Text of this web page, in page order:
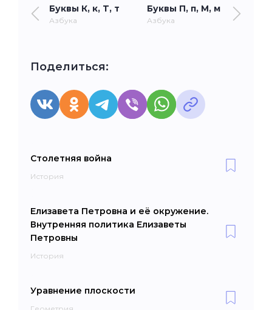
Буквы К, к, Т, т
Азбука
Буквы П, п, М, м
Азбука
Поделиться:
Столетняя война
История
Елизавета Петровна и её окружение.
Внутренняя политика Елизаветы
Петровны
История
Уравнение плоскости